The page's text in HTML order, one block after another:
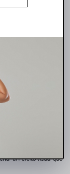
R$2.200
bumbum é uma peça
estilosos e com
combina conforto,
no corpo,
ao vestir. A costura
um efeito visual que